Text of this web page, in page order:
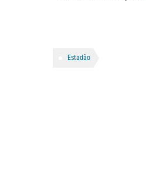
Estadão